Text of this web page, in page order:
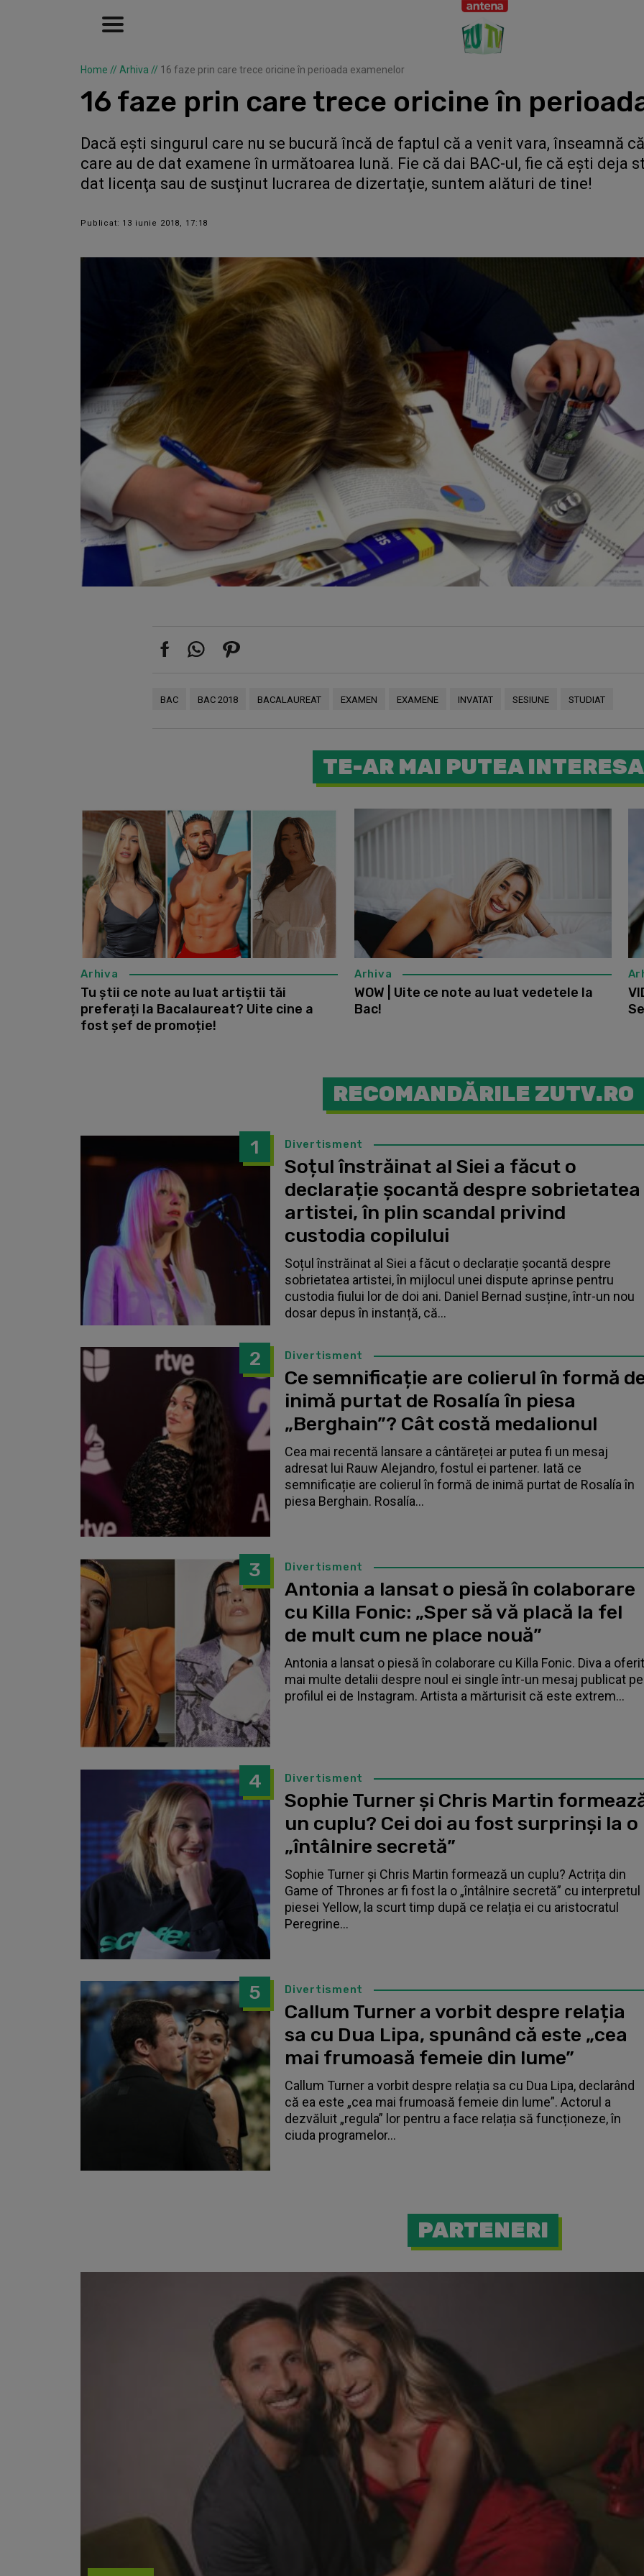
Home // Arhiva // 16 faze prin care trece oricine în perioada examenelor
16 faze prin care trece oricine în
Dacă eşti singurul care nu se bucură încă de faptul că a venit vara, înseamnă
care au de dat examene în următoarea lună. Fie că dai BAC-ul, fie că eşti deja
dat licenţa sau de susţinut lucrarea de dizertaţie, suntem alături de tine!
Publicat: 13 iunie 2018, 17:18
BAC BAC 2018 BACALAUREAT EXAMEN EXAMENE INVATAT SESIUNE STUDIAT
TE-AR MAI PUTEA INTERESA
Arhiva
Tu știi ce note au luat artiștii tăi
preferați la Bacalaureat? Uite cine a
fost șef de promoție!
Arhiva
WOW | Uite ce note au luat vedetele la
Bac!
RECOMANDĂRILE ZUTV.RO
1 Divertisment
Soțul înstrăinat al Siei a făcut o
declarație șocantă despre sobrietatea
artistei, în plin scandal privind
custodia copilului
Soțul înstrăinat al Siei a făcut o declarație șocantă despre
sobrietatea artistei, în mijlocul unei dispute aprinse pentru
custodia fiului lor de doi ani. Daniel Bernad susține, într-un nou
dosar depus în instanță, că...
2 Divertisment
Ce semnificație are colierul în formă
inimă purtat de Rosalía în piesa
„Berghain”? Cât costă medalionul
Cea mai recentă lansare a cântăreței ar putea fi un mesaj
adresat lui Rauw Alejandro, fostul ei partener. Iată ce
semnificație are colierul în formă de inimă purtat de Rosalía în
piesa Berghain. Rosalía...
3 Divertisment
Antonia a lansat o piesă în colaborare
cu Killa Fonic: „Sper să vă placă la fel
de mult cum ne place nouă”
Antonia a lansat o piesă în colaborare cu Killa Fonic. Diva a oferit
mai multe detalii despre noul ei single într-un mesaj publicat pe
profilul ei de Instagram. Artista a mărturisit că este extrem...
4 Divertisment
Sophie Turner și Chris Martin
un cuplu? Cei doi au fost surprinși la o
„întâlnire secretă”
Sophie Turner și Chris Martin formează un cuplu? Actrița din
Game of Thrones ar fi fost la o „întâlnire secretă” cu interpretul
piesei Yellow, la scurt timp după ce relația ei cu aristocratul
Peregrine...
5 Divertisment
Callum Turner a vorbit despre relația
sa cu Dua Lipa, spunând că este „cea
mai frumoasă femeie din lume”
Callum Turner a vorbit despre relația sa cu Dua Lipa, declarând
că ea este „cea mai frumoasă femeie din lume”. Actorul a
dezvăluit „regula” lor pentru a face relația să funcționeze, în
ciuda programelor...
PARTENERI